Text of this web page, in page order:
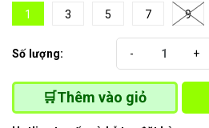
1
3 5 7 9
Số lượng: +
-
🛒Thêm vào giỏ